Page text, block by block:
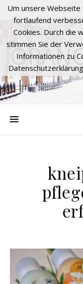
Um unsere
fortlaufend
Cookies. Durch die
stimmen Sie der
Informationen zu